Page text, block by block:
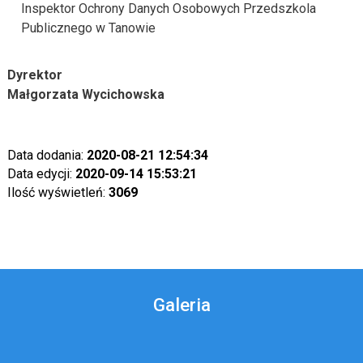
Inspektor Ochrony Danych Osobowych Przedszkola
Publicznego w Tanowie
Dyrektor
Małgorzata Wycichowska
Data dodania: 2020-08-21 12:54:34
Data edycji: 2020-09-14 15:53:21
Ilość wyświetleń: 3069
Galeria